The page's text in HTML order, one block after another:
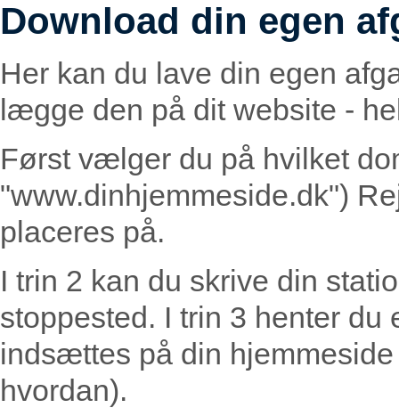
Download din egen
Her kan du lave din egen
lægge den på dit website -
Først vælger du på hvilket
"www.dinhjemmeside.dk")
placeres på.
I trin 2 kan du skrive din
stoppested. I trin 3 henter du
indsættes på din
hvordan).